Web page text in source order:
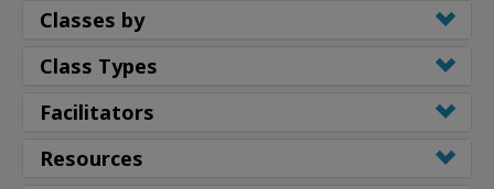
Classes by
Class Types
Facilitators
Resources